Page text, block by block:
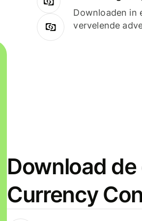
Downloaden in
vervelende
Download
Currency